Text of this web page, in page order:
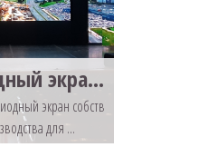
Светодиодный экран ДК МТЗ
экран собств
для ...